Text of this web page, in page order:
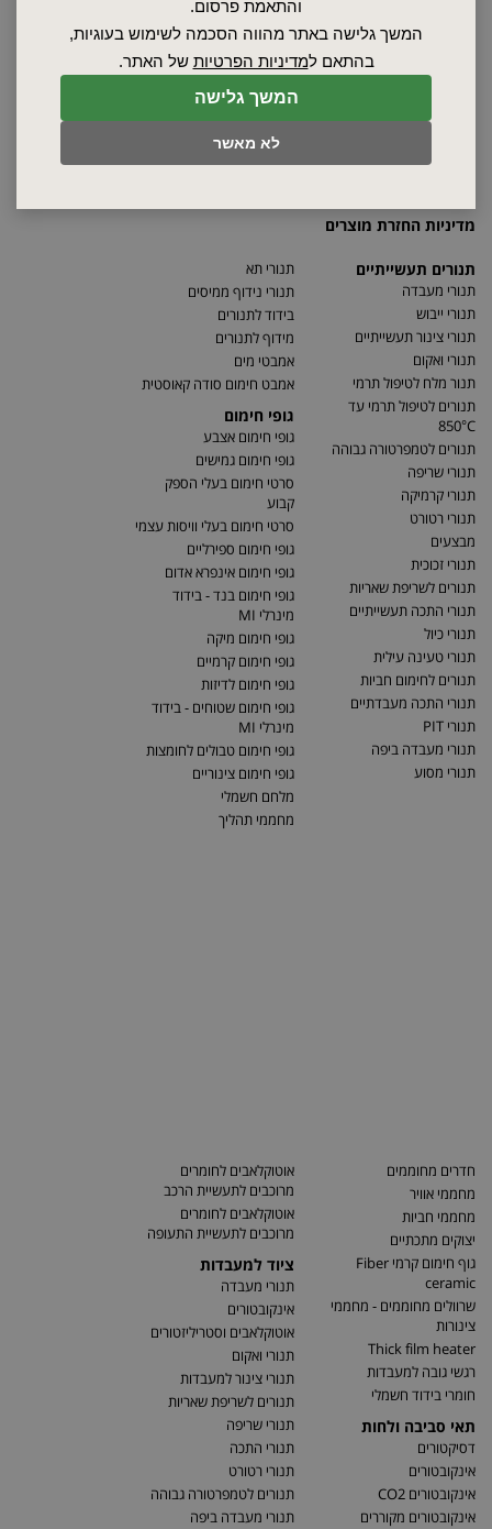
המשך גלישה
לא מאשר
והתאמת פרסום.
המשך גלישה באתר מהווה הסכמה לשימוש בעוגיות,
בהתאם למדיניות הפרטיות של האתר.
הצהרת נגישות
מדיניות החזרת מוצרים
תנורים תעשייתיים
תנורי מעבדה
תנורי ייבוש
תנורי צינור תעשייתיים
תנורי ואקום
תנור מלח לטיפול תרמי
תנורים לטיפול תרמי עד
850°C
תנורים לטמפרטורה גבוהה
תנורי שריפה
תנורי קרמיקה
תנורי רטורט
מבצעים
תנורי זכוכית
תנורים לשריפת שאריות
תנורי התכה תעשייתיים
תנורי כיול
תנורי טעינה עילית
תנורים לחימום חביות
תנורי התכה מעבדתיים
תנורי PIT
תנורי מעבדה ביפה
תנורי מסוע
תנורי תא
תנורי נידוף ממיסים
בידוד לתנורים
מידוף לתנורים
אמבטי מים
אמבט חימום סודה קאוסטית
גופי חימום
גופי חימום אצבע
גופי חימום גמישים
סרטי חימום בעלי הספק
קבוע
סרטי חימום בעלי וויסות עצמי
גופי חימום ספירליים
גופי חימום אינפרא אדום
גופי חימום בנד - בידוד
מינרלי MI
גופי חימום מיקה
גופי חימום קרמיים
גופי חימום לדיזות
גופי חימום שטוחים - בידוד
מינרלי MI
גופי חימום טבולים לחומצות
גופי חימום צינוריים
מלחם חשמלי
מחממי תהליך
חדרים מחוממים
מחממי אוויר
מחממי חביות
יצוקים מתכתיים
גוף חימום קרמי Fiber
ceramic
שרוולים מחוממים - מחממי
צינורות
Thick film heater
רגשי גובה למעבדות
חומרי בידוד חשמלי
תאי סביבה ולחות
דסיקטורים
אינקובטורים
אינקובטורים CO2
אינקובטורים מקוררים
אוטוקלאבים לחומרים
מרוכבים לתעשיית הרכב
אוטוקלאבים לחומרים
מרוכבים לתעשיית התעופה
ציוד למעבדות
תנורי מעבדה
אינקובטורים
אוטוקלאבים וסטריליזטורים
תנורי ואקום
תנורי צינור למעבדות
תנורים לשריפת שאריות
תנורי שריפה
תנורי התכה
תנורי רטורט
תנורים לטמפרטורה גבוהה
תנורי מעבדה ביפה